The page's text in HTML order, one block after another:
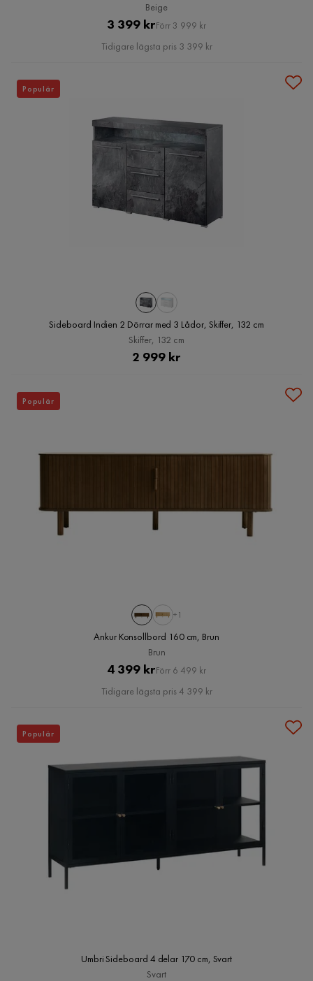
Beige
Pris
3 399 krOriginal
Pris
Förr 3 999 kr
Tidigare lägsta pris 3 399 kr
Sideboard Indien 2 Dörrar med 3 Lådor, Skiffer, 132 cm
Skiffer, 132 cm
Pris
2 999 kr
Populär
+1
Ankur Konsollbord 160 cm, Brun
Brun
Pris
4 399 krOriginal
Pris
Förr 6 499 kr
Tidigare lägsta pris 4 399 kr
Populär
Umbri Sideboard 4 delar 170 cm, Svart
Svart
Populär